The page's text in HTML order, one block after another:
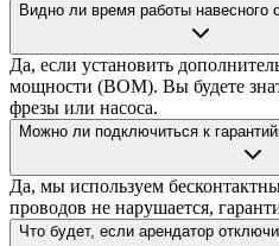
Видно ли время работы навесного
Да, если установить
мощности (ВОМ). Вы будете
фрезы или насоса.
Можно ли подключиться к
Да, мы используем
проводов не нарушается,
Что будет, если арендатор